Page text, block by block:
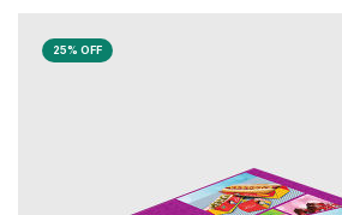
25% OFF